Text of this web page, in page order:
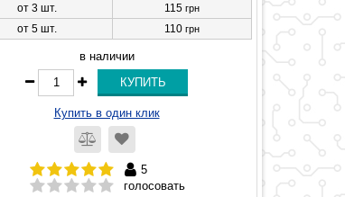
от 3 шт.
115 грн
от 5 шт. 110 грн
в наличии
Купить в один клик
5
голосовать